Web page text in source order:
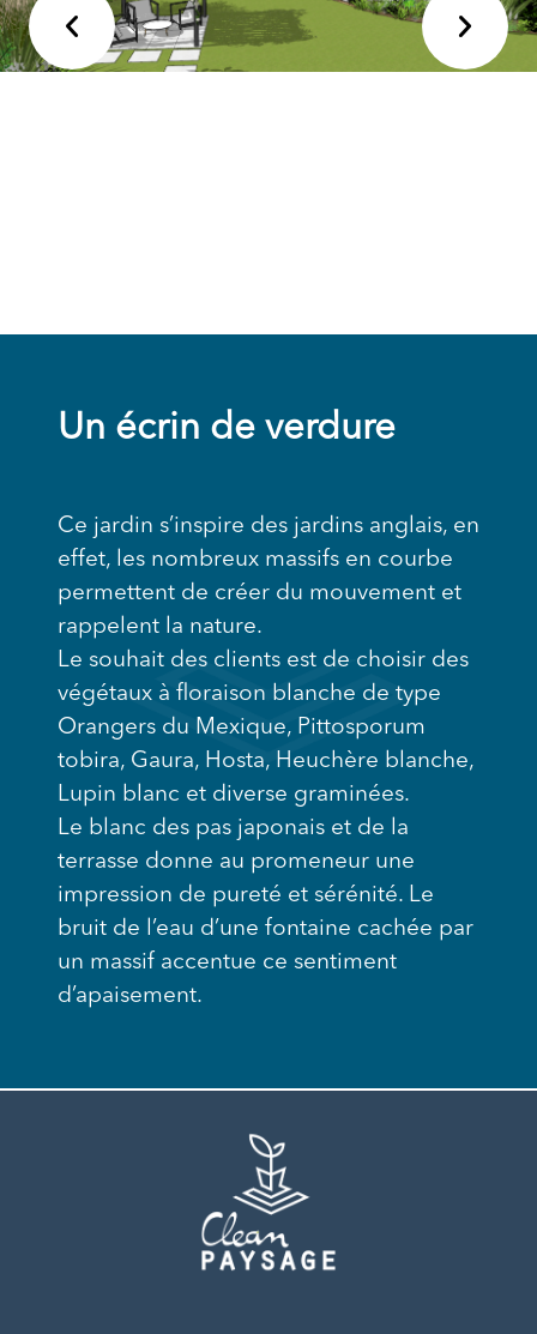
Un écrin de verdure
Ce jardin s’inspire des jardins anglais, en
effet, les nombreux massifs en courbe
permettent de créer du mouvement et
rappelent la nature.
Le souhait des clients est de choisir des
végétaux à floraison blanche de type
Orangers du Mexique, Pittosporum
tobira, Gaura, Hosta, Heuchère blanche,
Lupin blanc et diverse graminées.
Le blanc des pas japonais et de la
terrasse donne au promeneur une
impression de pureté et sérénité. Le
bruit de l’eau d’une fontaine cachée par
un massif accentue ce sentiment
d’apaisement.